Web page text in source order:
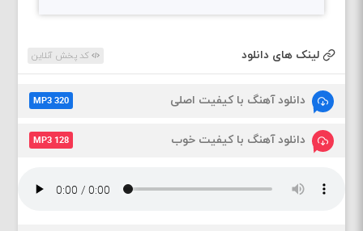
لینک های دانلود کد پخش آنلاین
دانلود آهنگ با کیفیت اصلی MP3 320
دانلود آهنگ با کیفیت خوب MP3 128